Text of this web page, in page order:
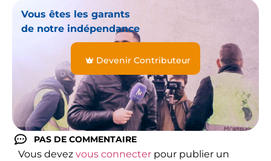
Vous êtes les garants
de notre indépendance
Devenir Contributeur
PAS DE COMMENTAIRE
Vous devez vous connecter pour publier un